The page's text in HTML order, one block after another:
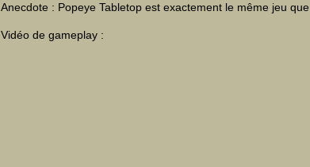
Anecdote : Popeye Tabletop est exactement le même jeu que
Vidéo de gameplay :